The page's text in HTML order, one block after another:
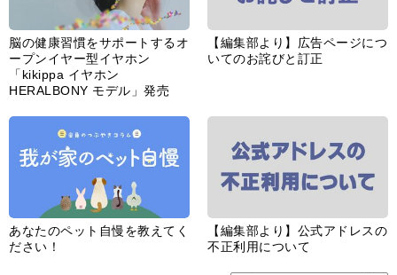
脳の健康習慣をサポートするオ
ープンイヤー型イヤホン
「kikippa イヤホン
HERALBONY モデル」発売
【編集部より】広告ページにつ
いてのお詫びと訂正
あなたのペット自慢を教えてく
ださい！
【編集部より】公式アドレスの
不正利用について